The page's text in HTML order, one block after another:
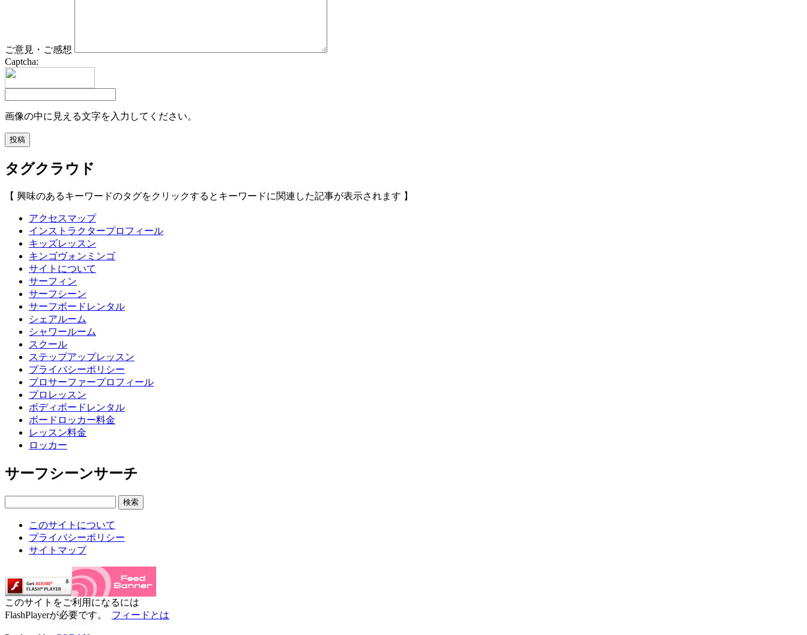
ご意見・ご感想
Captcha:
画像の中に見える文字を入力してください。
タグクラウド
【 興味のあるキーワードのタグをクリックするとキーワードに関連した記事が表示されます 】
アクセスマップ
インストラクタープロフィール
キッズレッスン
キンゴヴォンミンゴ
サイトについて
サーフィン
サーフシーン
サーフボードレンタル
シェアルーム
シャワールーム
スクール
ステップアップレッスン
プライバシーポリシー
プロサーファープロフィール
プロレッスン
ボディボードレンタル
ボードロッカー料金
レッスン料金
ロッカー
サーフシーンサーチ
このサイトについて
プライバシーポリシー
サイトマップ
このサイトをご利用になるには
FlashPlayerが必要です。 フィードとは